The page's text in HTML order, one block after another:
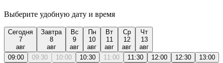
Выберите удобную дату и время
Сегодня
7
авг
Завтра
8
авг
Вс
9
авг
Пн
10
авг
Вт
11
авг
Ср
12
авг
Чт
13
авг
09:00
09:30 10:00 10:30 11:00 11:30 12:00 12:30
13:00